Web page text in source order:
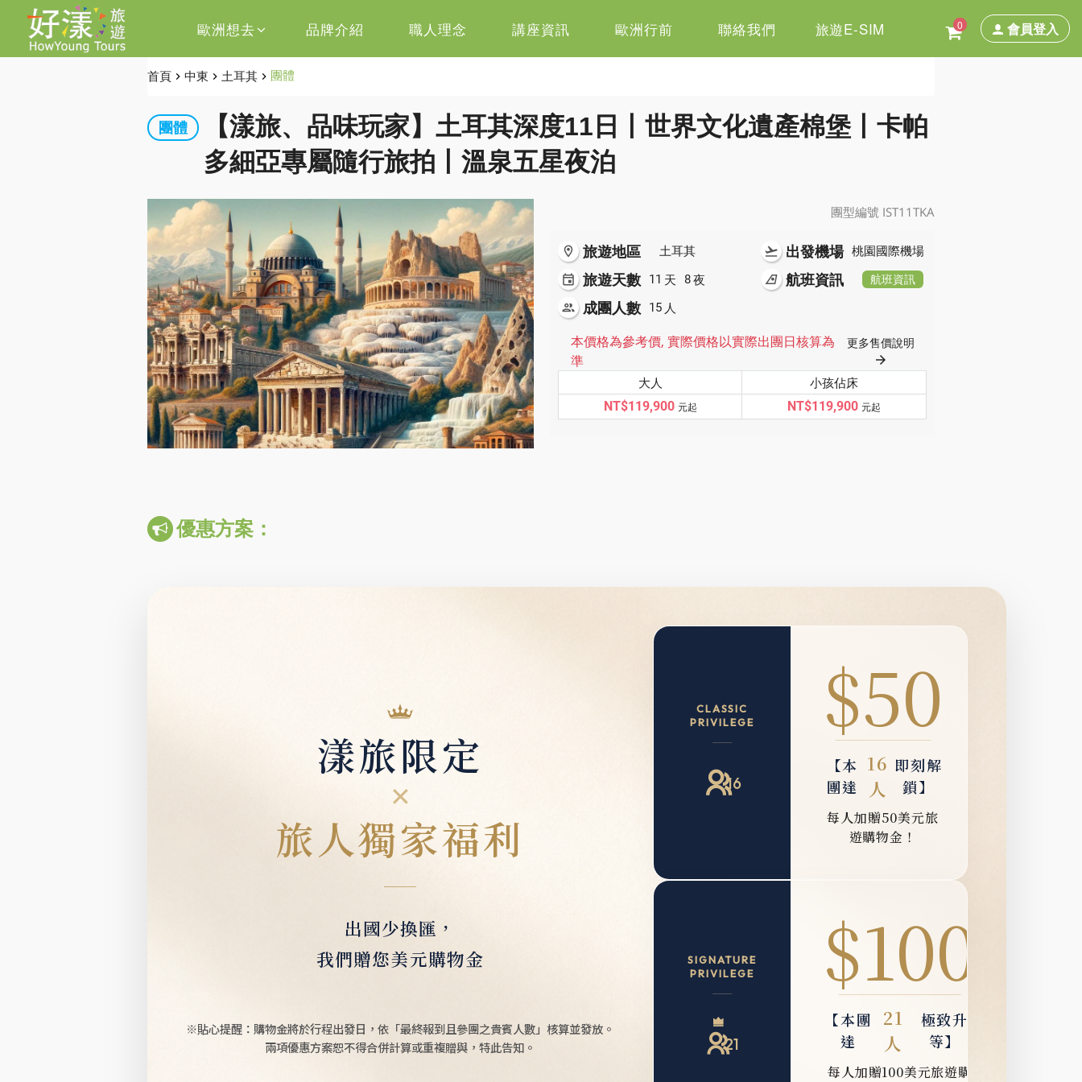
歐洲想去 品牌介紹 職人理念 講座資訊 歐洲行前 聯絡我們 旅遊E-SIM 0 會員登入
首頁 中東 土耳其 團體
團體
【漾旅、品味玩家】土耳其深度11日丨世界文化遺產棉堡丨卡帕
多細亞專屬隨行旅拍丨溫泉五星夜泊
團型編號 IST11TKA
room 旅遊地區
土耳其
event
旅遊天數 11 天 8夜
people 成團人數 15 人
flight_takeoff 出發機場 桃園國際機場
airlines 航班資訊 航班資訊
本價格為參考價, 實際價格以實際出團日核算為
準
更多售價說明
arrow_forward
大人 小孩佔床
NT$119,900 元起 NT$119,900 元起
優惠方案：
漾旅限定
✕
旅人獨家福利
出國少換匯，
我們贈您美元購物金
※貼心提醒：購物金將於行程出發日，依「最終報到且參團之貴賓人數」核算並發放。
兩項優惠方案恕不得合併計算或重複贈與，特此告知。
CLASSIC
PRIVILEGE
16
$50
【本
團達
16
人
即刻解
鎖】
每人加贈50美元旅
遊購物金！
SIGNATURE
PRIVILEGE
21
$100
【本團
達
21
人
極致升
等】
每人加贈100美元旅遊購